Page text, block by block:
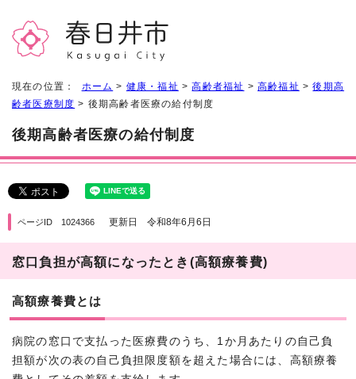
現在の位置： ホーム > 健康・福祉 >高齢者福祉 >高齢福祉 >後期高
齢者医療制度 > 後期高齢者医療の給付制度
後期高齢者医療の給付制度
ページID 1024366 更新日 令和8年6月6日
窓口負担が高額になったとき(高額療養費)
高額療養費とは
病院の窓口で支払った医療費のうち、1か月あたりの自己負
担額が次の表の自己負担限度額を超えた場合には、高額療養